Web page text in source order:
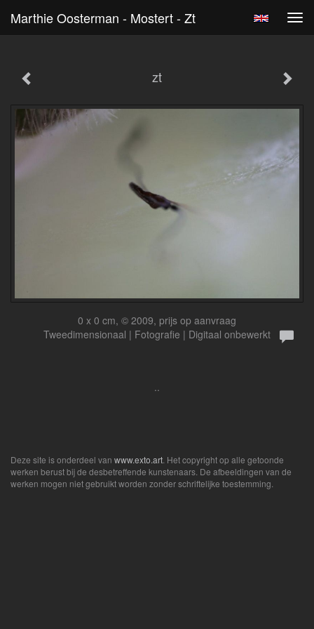
Marthie Oosterman - Mostert - Zt
zt
0 x 0 cm, © 2009, prijs op aanvraag
Tweedimensionaal | Fotografie | Digitaal onbewerkt
..
Deze site is onderdeel van www.exto.art. Het copyright op alle getoonde
werken berust bij de desbetreffende kunstenaars. De afbeeldingen van de
werken mogen niet gebruikt worden zonder schriftelijke toestemming.